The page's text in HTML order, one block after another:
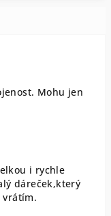
5 hvězdiček.
Mohu jen
5 hvězdiček.
i rychle
dáreček,který
vrátím.